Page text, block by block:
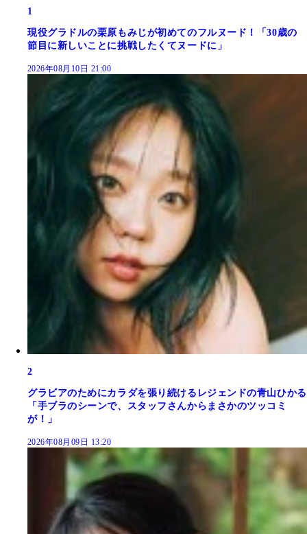
1
現役グラドルの栗原もみじが初めてのフルヌード！「30歳の
節目に新しいことに挑戦したくてヌードに」
2026年08月10日 21:00
2
グラビアのためにカラダを張り続けるレジェンドの青山ひかる
「手ブラのシーンで、スタッフさんからまさかのツッコミ
が！」
2026年08月09日 13:20